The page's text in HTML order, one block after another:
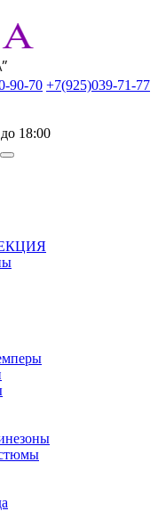
90-70 +7(925)039-71-77
18:00